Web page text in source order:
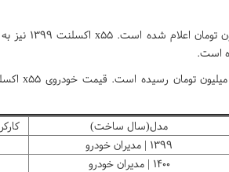
مدل(سال ساخت)
۱۳۹۹ | مدیران خودرو
۱۴۰۰ | مدیران خودرو